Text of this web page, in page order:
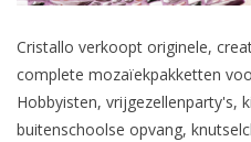
Thema's
Hoe mozaïeken?
Cristallo verkoopt originele,
complete mozaïekpakketten
Hobbyisten, vrijgezellenparty's,
buitenschoolse opvang,